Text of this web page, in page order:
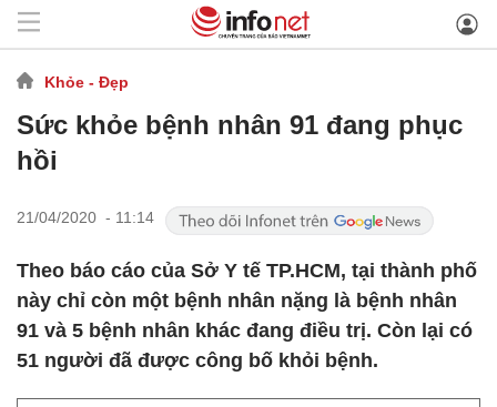
Khỏe - Đẹp
Sức khỏe bệnh nhân 91 đang phục
hồi
21/04/2020 - 11:14
Theo báo cáo của Sở Y tế TP.HCM, tại thành phố
này chỉ còn một bệnh nhân nặng là bệnh nhân
91 và 5 bệnh nhân khác đang điều trị. Còn lại có
51 người đã được công bố khỏi bệnh.